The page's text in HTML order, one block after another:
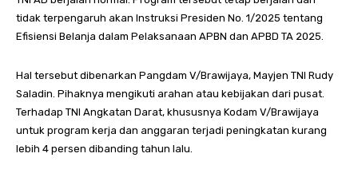
tidak terpengaruh akan Instruksi Presiden No. 1/2025 tentang
Efisiensi Belanja dalam Pelaksanaan APBN dan APBD TA 2025.
Hal tersebut dibenarkan Pangdam V/Brawijaya, Mayjen TNI Rudy
Saladin. Pihaknya mengikuti arahan atau kebijakan dari pusat.
Terhadap TNI Angkatan Darat, khususnya Kodam V/Brawijaya
untuk program kerja dan anggaran terjadi peningkatan kurang
lebih 4 persen dibanding tahun lalu.